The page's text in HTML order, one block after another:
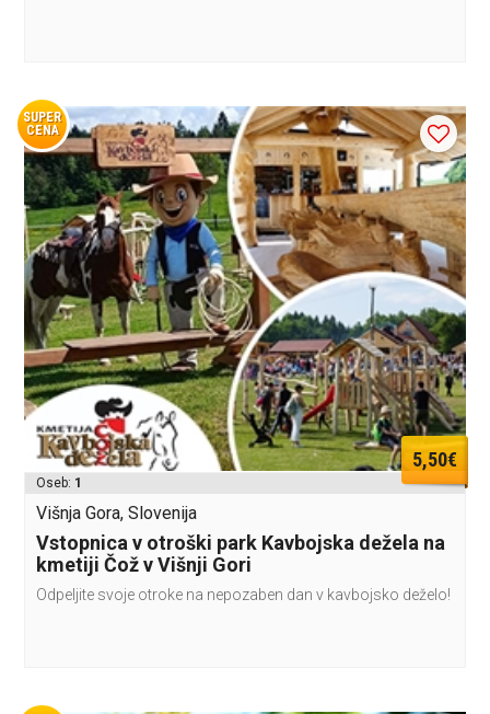
SUPER
CENA
5,50€
Oseb: 1
Višnja Gora, Slovenija
Vstopnica v otroški park Kavbojska dežela na
kmetiji Čož v Višnji Gori
Odpeljite svoje otroke na nepozaben dan v kavbojsko deželo!